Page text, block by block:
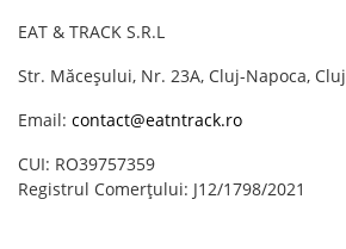
EAT & TRACK S.R.L
Str. Măceșului, Nr. 23A, Cluj-Napoca, Cluj
Email: contact@eatntrack.ro
CUI: RO39757359
Registrul Comerțului: J12/1798/2021